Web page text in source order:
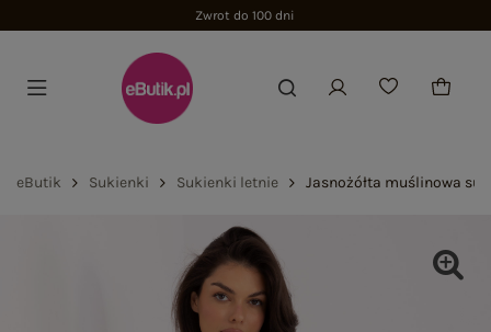
Zwrot do 100 dni
eButik Sukienki Sukienki letnie Jasnożółta muślinowa